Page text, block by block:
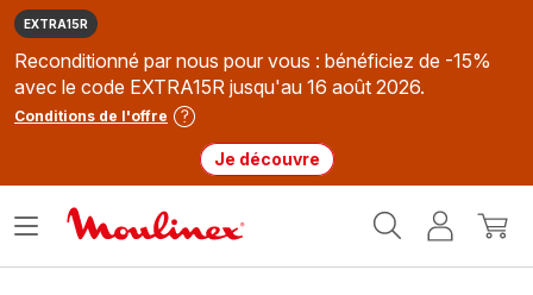
EXTRA15R
Reconditionné par nous pour vous : bénéficiez de -15%
avec le code EXTRA15R jusqu'au 16 août 2026.
Conditions de l'offre
Je découvre
MonMon
Ouvrir